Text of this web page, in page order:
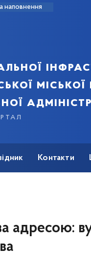
наповнення
міської
Контакти
адресою: